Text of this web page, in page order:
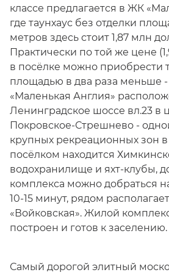
классе предлагается в ЖК
где таунхаус без отделки
метров здесь стоит 1,87 млн
Практически по той же цене
в посёлке можно приобрести
площадью в два раза меньше
«Маленькая Англия»
Ленинградское шоссе вл.23 в
Покровское-Стрешнево -
крупных рекреационных зон
посёлком находится
водохранилище и яхт-клубы,
комплекса можно добраться
10-15 минут, рядом
«Войковская». Жилой
построен и готов к заселению.
Самый дорогой элитный